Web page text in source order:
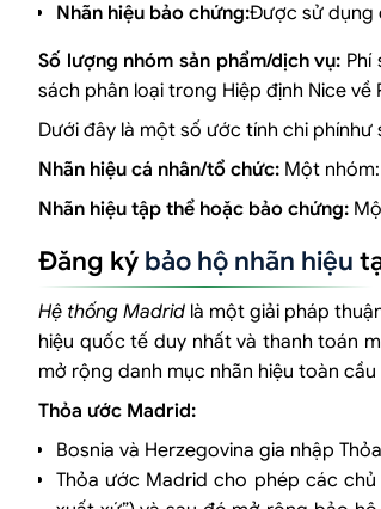
Nhãn hiệu bảo chứng:Được sử dụng
Số lượng nhóm sản phẩm/dịch vụ: Phí
sách phân loại trong Hiệp định Nice về
Dưới đây là một số ước tính chi phínhư
Nhãn hiệu cá nhân/tổ chức: Một
Nhãn hiệu tập thể hoặc bảo chứng:
Đăng ký bảo hộ nhãn hiệu
Hệ thống Madrid là một giải pháp
hiệu quốc tế duy nhất và thanh toán
mở rộng danh mục nhãn hiệu toàn
Thỏa ước Madrid:
Bosnia và Herzegovina gia nhập
Thỏa ước Madrid cho phép các